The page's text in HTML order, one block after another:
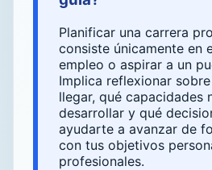
Planificar una carrera
consiste únicamente en
empleo o aspirar a un
Implica reflexionar
llegar, qué capacidades
desarrollar y qué
ayudarte a avanzar de
con tus objetivos
profesionales.